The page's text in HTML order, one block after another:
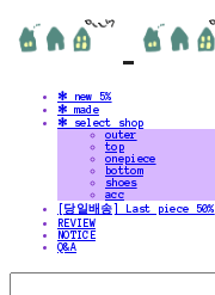
✻ new 5%
✻ made
✻ select shop
outer
top
onepiece
bottom
shoes
acc
[당일배송] Last piece 50%
REVIEW
NOTICE
Q&A